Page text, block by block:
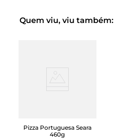
Quem viu, viu também:
Pizza Portuguesa Seara
460g